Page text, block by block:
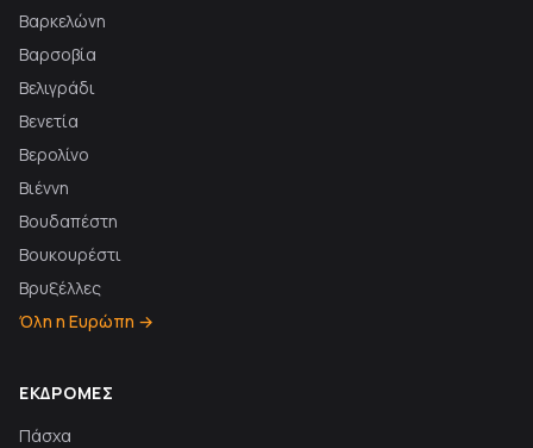
Βαρκελώνη
Βαρσοβία
Βελιγράδι
Βενετία
Βερολίνο
Βιέννη
Βουδαπέστη
Βουκουρέστι
Βρυξέλλες
Όλη η Ευρώπη →
ΕΚΔΡΟΜΈΣ
Πάσχα